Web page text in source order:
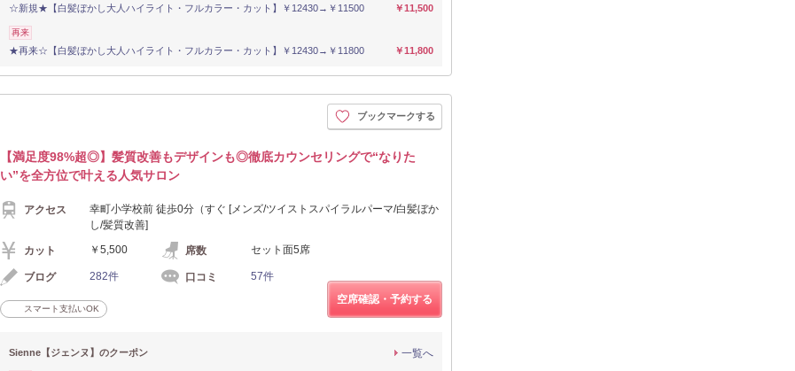
☆新規★【白髪ぼかし大人ハイライト・フルカラー・カット】￥12430→￥11500 ￥11,500
再来
★再来☆【白髪ぼかし大人ハイライト・フルカラー・カット】￥12430→￥11800 ￥11,800
ブックマークする
【満足度98%超◎】髪質改善もデザインも◎徹底カウンセリングで“なりた
い”を全方位で叶える人気サロン
アクセス
幸町小学校前 徒歩0分（すぐ [メンズ/ツイストスパイラルパーマ/白髪ぼか
し/髪質改善]
カット ￥5,500 席数 セット面5席
ブログ 282件 口コミ 57件
スマート支払いOK
空席確認・予約する
Sienne【ジェンヌ】のクーポン 一覧へ